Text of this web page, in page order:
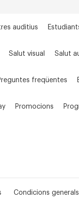
auditius
Salut visual Salut
freqüentes
Promocions
Condicions generals